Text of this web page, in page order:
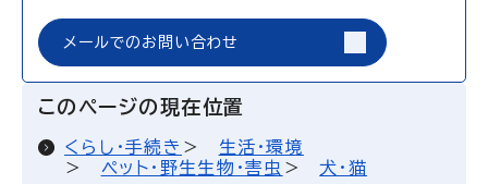
メールでのお問い合わせ
このページの現在位置
くらし・手続き
生活・環境
ペット・野生生物・害虫
犬・猫